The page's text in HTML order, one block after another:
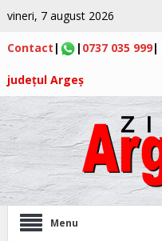
vineri, 7 august 2026
Contact | | 0737 035 999|
județul Argeș
Menu